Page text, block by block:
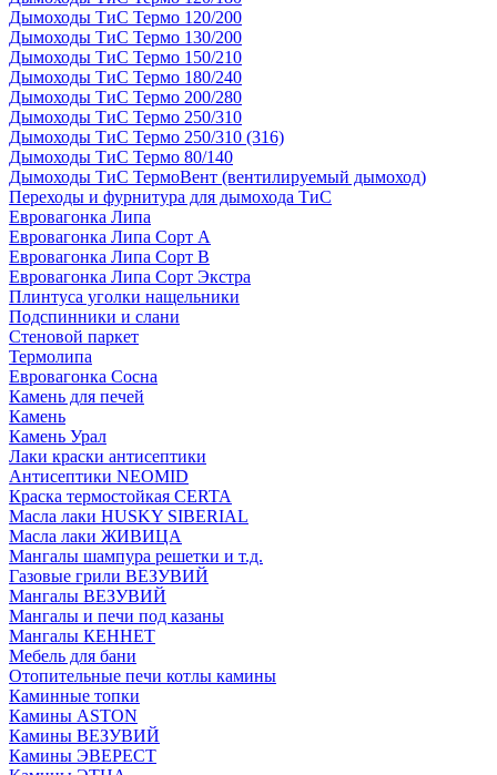
Дымоходы ТиС Термо 120/200
Дымоходы ТиС Термо 130/200
Дымоходы ТиС Термо 150/210
Дымоходы ТиС Термо 180/240
Дымоходы ТиС Термо 200/280
Дымоходы ТиС Термо 250/310
Дымоходы ТиС Термо 250/310 (316)
Дымоходы ТиС Термо 80/140
Дымоходы ТиС ТермоВент (вентилируемый дымоход)
Переходы и фурнитура для дымохода ТиС
Евровагонка Липа
Евровагонка Липа Сорт А
Евровагонка Липа Сорт В
Евровагонка Липа Сорт Экстра
Плинтуса уголки нащельники
Подспинники и слани
Стеновой паркет
Термолипа
Евровагонка Сосна
Камень для печей
Камень
Камень Урал
Лаки краски антисептики
Антисептики NEOMID
Краска термостойкая CERTA
Масла лаки HUSKY SIBERIAL
Масла лаки ЖИВИЦА
Мангалы шампура решетки и т.д.
Газовые грили ВЕЗУВИЙ
Мангалы ВЕЗУВИЙ
Мангалы и печи под казаны
Мангалы КЕННЕТ
Мебель для бани
Отопительные печи котлы камины
Каминные топки
Камины ASTON
Камины ВЕЗУВИЙ
Камины ЭВЕРЕСТ